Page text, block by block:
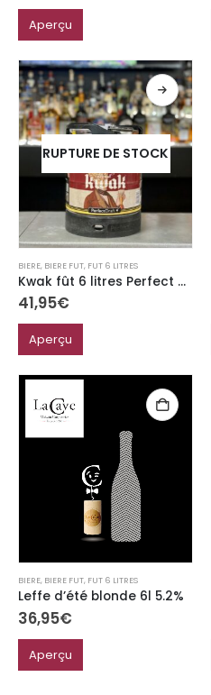
Aperçu
RUPTURE DE STOCK
BIERE, BIERE FUT, FUT 6 LITRES
Kwak fût 6 litres Perfect Draft 8.4%
41,95€
Aperçu
BIERE, BIERE FUT, FUT 6 LITRES
Leffe d’été blonde 6l 5.2%
36,95€
Aperçu